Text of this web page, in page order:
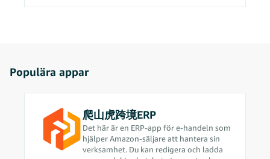
Populära appar
爬山虎跨境ERP
Det här är en ERP-app för e-handeln som
hjälper Amazon-säljare att hantera sin
verksamhet. Du kan redigera och ladda